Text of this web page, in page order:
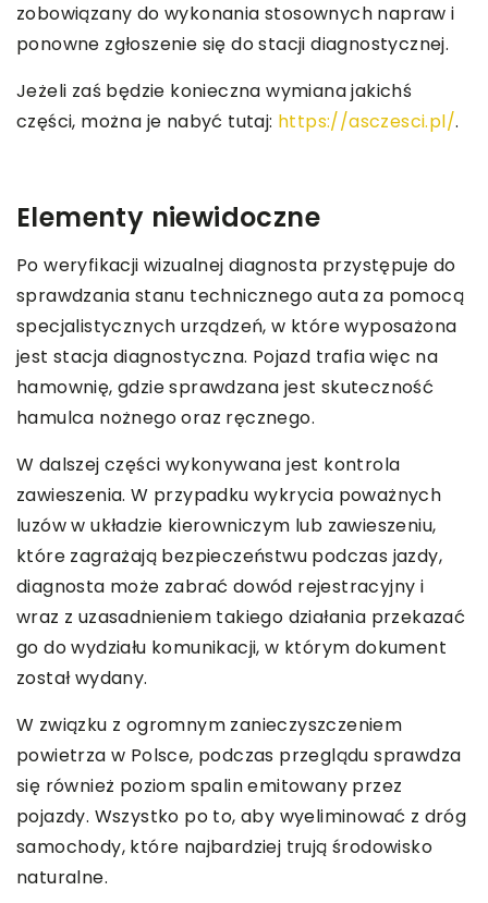
zobowiązany do wykonania stosownych napraw i
ponowne zgłoszenie się do stacji diagnostycznej.
Jeżeli zaś będzie konieczna wymiana jakichś
części, można je nabyć tutaj: https://asczesci.pl/.
Elementy niewidoczne
Po weryfikacji wizualnej diagnosta przystępuje do
sprawdzania stanu technicznego auta za pomocą
specjalistycznych urządzeń, w które wyposażona
jest stacja diagnostyczna. Pojazd trafia więc na
hamownię, gdzie sprawdzana jest skuteczność
hamulca nożnego oraz ręcznego.
W dalszej części wykonywana jest kontrola
zawieszenia. W przypadku wykrycia poważnych
luzów w układzie kierowniczym lub zawieszeniu,
które zagrażają bezpieczeństwu podczas jazdy,
diagnosta może zabrać dowód rejestracyjny i
wraz z uzasadnieniem takiego działania przekazać
go do wydziału komunikacji, w którym dokument
został wydany.
W związku z ogromnym zanieczyszczeniem
powietrza w Polsce, podczas przeglądu sprawdza
się również poziom spalin emitowany przez
pojazdy. Wszystko po to, aby wyeliminować z dróg
samochody, które najbardziej trują środowisko
naturalne.